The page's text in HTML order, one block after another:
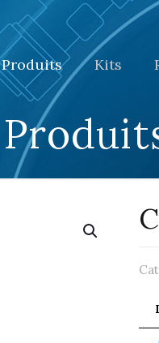
Produits Kits